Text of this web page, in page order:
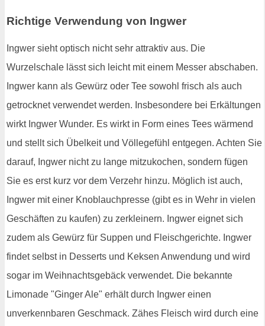
Richtige Verwendung von Ingwer
Ingwer sieht optisch nicht sehr attraktiv aus. Die
Wurzelschale lässt sich leicht mit einem Messer abschaben.
Ingwer kann als Gewürz oder Tee sowohl frisch als auch
getrocknet verwendet werden. Insbesondere bei Erkältungen
wirkt Ingwer Wunder. Es wirkt in Form eines Tees wärmend
und stellt sich Übelkeit und Völlegefühl entgegen. Achten Sie
darauf, Ingwer nicht zu lange mitzukochen, sondern fügen
Sie es erst kurz vor dem Verzehr hinzu. Möglich ist auch,
Ingwer mit einer Knoblauchpresse (gibt es in Wehr in vielen
Geschäften zu kaufen) zu zerkleinern. Ingwer eignet sich
zudem als Gewürz für Suppen und Fleischgerichte. Ingwer
findet selbst in Desserts und Keksen Anwendung und wird
sogar im Weihnachtsgebäck verwendet. Die bekannte
Limonade "Ginger Ale" erhält durch Ingwer einen
unverkennbaren Geschmack. Zähes Fleisch wird durch eine